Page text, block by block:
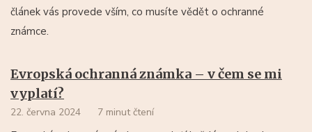
článek vás provede vším, co musíte vědět o ochranné
známce.
Evropská ochranná známka – v čem se mi
vyplatí?
22. června 2024 7 minut čtení